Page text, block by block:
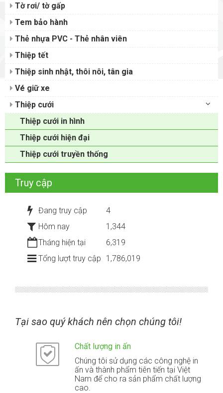
Tờ rơi/ tờ gấp
Tem bảo hành
Thẻ nhựa PVC - Thẻ nhân viên
Thiệp tết
Thiệp sinh nhật, thôi nôi, tân gia
Vé giữ xe
Thiệp cưới
Thiệp cưới in hình
Thiệp cưới hiện đại
Thiệp cưới truyền thống
Truy cập
Đang truy cập
4
Hôm nay
1,344
Tháng hiện tại
6,319
Tổng lượt truy cập
1,786,019
Tại sao quý khách nên chọn chúng tôi!
Chất lượng in ấn
Chúng tôi sử dụng các công nghệ in
ấn và thành phẩm tiên tiến tại Việt
Nam để cho ra sản phẩm chất lượng
cao.